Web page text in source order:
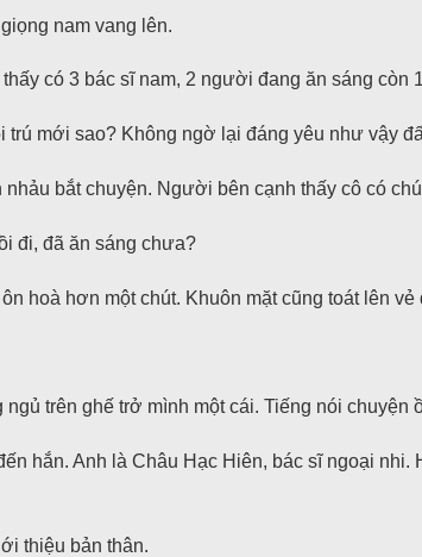
nam vang lên.
có 3 bác sĩ nam, 2 người đang ăn sáng
trú mới sao? Không ngờ lại đáng yêu như vậy
nhảu bắt chuyện. Người bên cạnh thấy cô có
đi, đã ăn sáng chưa?
hoà hơn một chút. Khuôn mặt cũng toát lên vẻ
trên ghế trở mình một cái. Tiếng nói
hắn. Anh là Châu Hạc Hiên, bác sĩ ngoại
thiệu bản thân.